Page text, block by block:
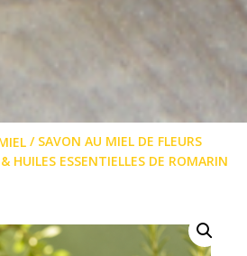
/ SAVON AU MIEL DE FLEURS
HUILES ESSENTIELLES DE ROMARIN